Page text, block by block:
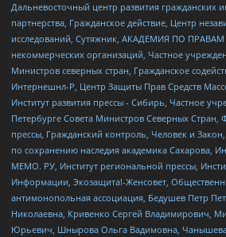
Дальневосточный центр развития гражданских
партнерства, Гражданское действие, Центр
исследований, Сутяжник, АКАДЕМИЯ ПО
некоммерческих организаций, Частное
Министров северных стран, Гражданское
Интернешнл-Р, Центр Защиты Прав Средств
Институт развития прессы - Сибирь, Частное
Петербурге Совета Министров Северных
прессы, Гражданский контроль, Человек и
по сохранению наследия академика Сахарова,
МЕМО. РУ, Институт региональной прессы,
Информации, Экозащита!-Женсовет,
антимонопольная ассоциация, Бедушев Петр
Николаевна, Кривенко Сергей Владимирович,
Юрьевич, Шнырова Ольга Вадимовна,